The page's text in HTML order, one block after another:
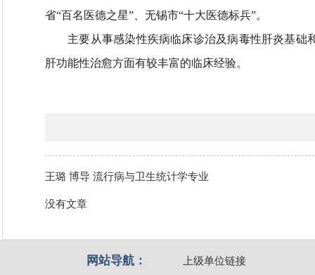
省“百名医德之星”、无锡市“十大医德标兵”。
主要从事感染性疾病临床诊治及病毒性肝炎基础
肝功能性治愈方面有较丰富的临床经验。
王璐 博导 流行病与卫生统计学专业
没有文章
网站导航： 上级单位链接